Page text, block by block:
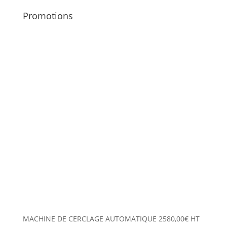
Promotions
MACHINE DE CERCLAGE AUTOMATIQUE 2580,00€ HT